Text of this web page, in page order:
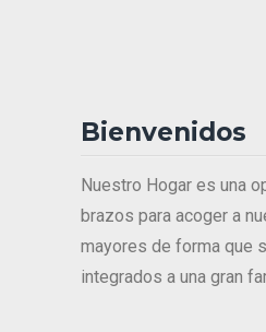
Bienvenidos
Nuestro Hogar es una
brazos para acoger a
mayores de forma que
integrados a una gran